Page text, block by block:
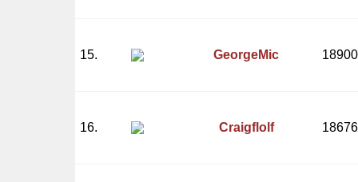
15. GeorgeMic 18900
16. Craigflolf 18676